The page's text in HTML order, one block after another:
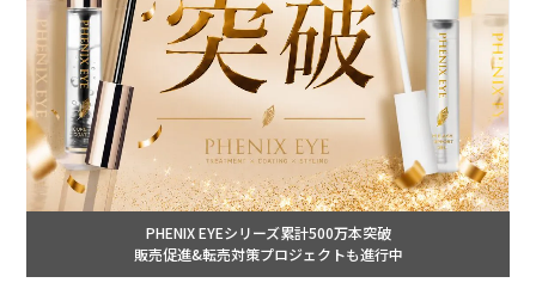
PHENIX EYEシリーズ累計500万本突破
販売促進&転売対策プロジェクトも進行中